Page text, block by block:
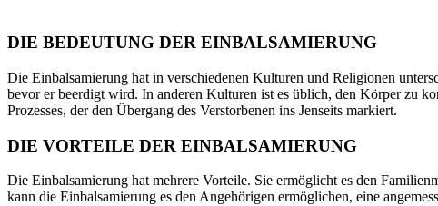
DIE BEDEUTUNG DER EINBALSAMIERUNG
Die Einbalsamierung hat in verschiedenen Kulturen und Religionen
bevor er beerdigt wird. In anderen Kulturen ist es üblich, den Körper zu
Prozesses, der den Übergang des Verstorbenen ins Jenseits markiert.
DIE VORTEILE DER EINBALSAMIERUNG
Die Einbalsamierung hat mehrere Vorteile. Sie ermöglicht es den
kann die Einbalsamierung es den Angehörigen ermöglichen, eine